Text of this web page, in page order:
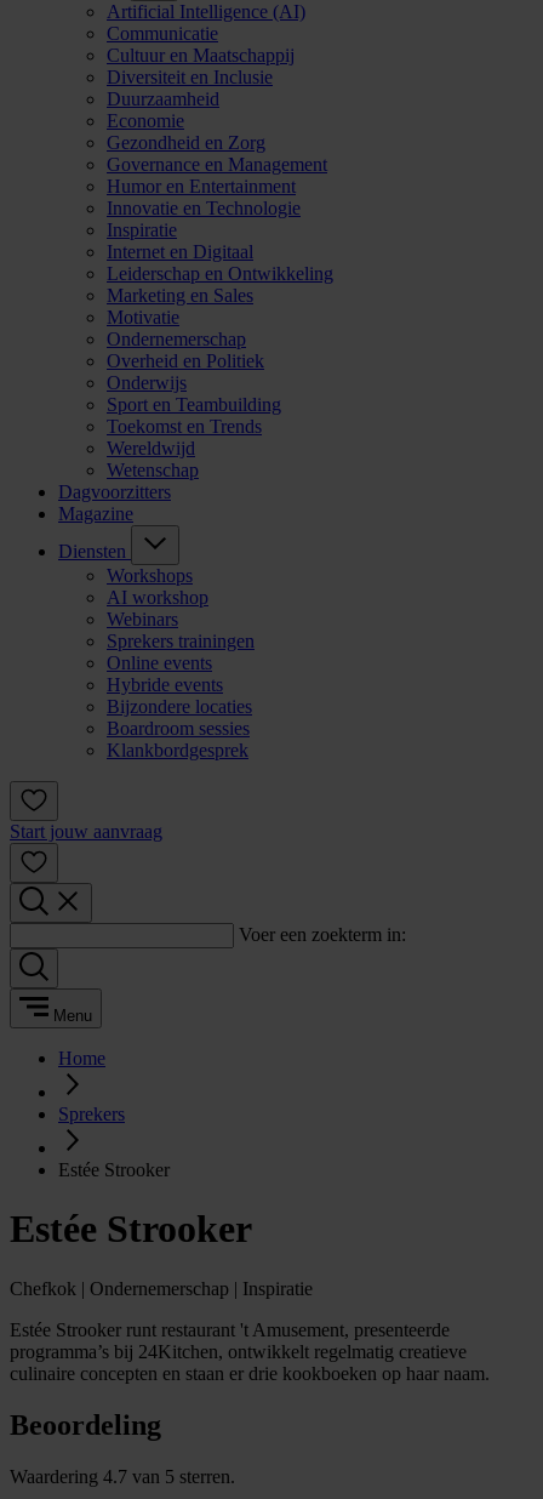
Artificial Intelligence (AI)
Communicatie
Cultuur en Maatschappij
Diversiteit en Inclusie
Duurzaamheid
Economie
Gezondheid en Zorg
Governance en Management
Humor en Entertainment
Innovatie en Technologie
Inspiratie
Internet en Digitaal
Leiderschap en Ontwikkeling
Marketing en Sales
Motivatie
Ondernemerschap
Overheid en Politiek
Onderwijs
Sport en Teambuilding
Toekomst en Trends
Wereldwijd
Wetenschap
Dagvoorzitters
Magazine
Diensten
Workshops
AI workshop
Webinars
Sprekers trainingen
Online events
Hybride events
Bijzondere locaties
Boardroom sessies
Klankbordgesprek
Start jouw aanvraag
Voer een zoekterm in:
Menu
Home
Sprekers
Estée Strooker
Estée Strooker
Chefkok | Ondernemerschap | Inspiratie
Estée Strooker runt restaurant 't Amusement, presenteerde
programma’s bij 24Kitchen, ontwikkelt regelmatig creatieve
culinaire concepten en staan er drie kookboeken op haar naam.
Beoordeling
Waardering 4.7 van 5 sterren.